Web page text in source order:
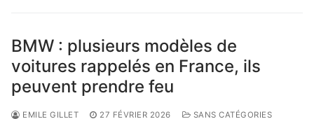
BMW : plusieurs modèles de
voitures rappelés en France, ils
peuvent prendre feu
EMILE GILLET 27 FÉVRIER 2026 SANS CATÉGORIES